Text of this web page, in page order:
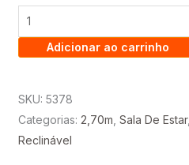
2,70
RETRÁTIL
Adicionar ao carrinho
SKU: 5378
Categorias: 2,70m Sala De Estar,
Reclinável